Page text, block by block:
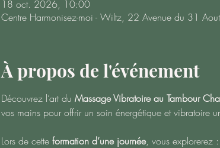
18 oct. 2026, 10:00
Centre Harmonisez-moi - Wiltz, 22 Avenue du 31
À propos de l'événement
Découvrez l’art du Massage Vibratoire au Tambour
vos mains pour offrir un soin énergétique et vibratoire
Lors de cette formation d’une journée, vous explorerez :